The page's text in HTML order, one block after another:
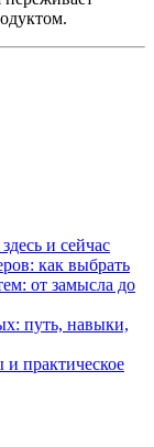
и сейчас
как выбрать
от замысла до
путь, навыки,
практическое